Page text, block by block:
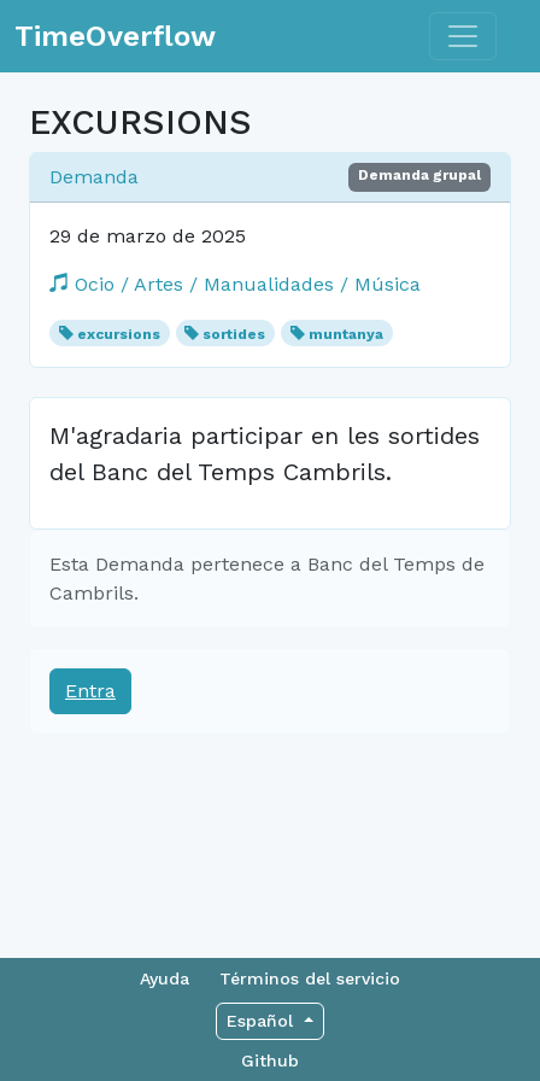
TimeOverflow Toggle
EXCURSIONS
Demanda Demanda grupal
29 de marzo de 2025
Ocio / Artes / Manualidades / Música
excursions sortides muntanya
M'agradaria participar en les sortides
del Banc del Temps Cambrils.
Esta Demanda pertenece a Banc del Temps de
Cambrils.
Entra
Ayuda Términos del servicio
Español
Github